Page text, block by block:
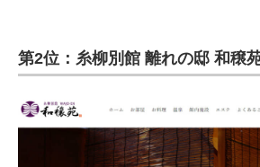
第2位：糸柳別館 離れの邸 和穣